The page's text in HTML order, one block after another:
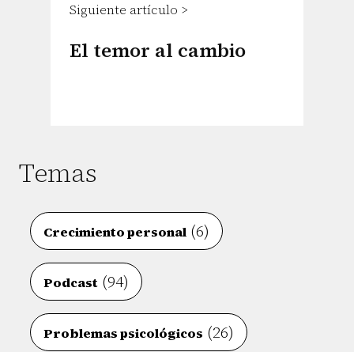
Siguiente artículo >
El temor al cambio
Temas
Crecimiento personal (6)
Podcast (94)
Problemas psicológicos (26)